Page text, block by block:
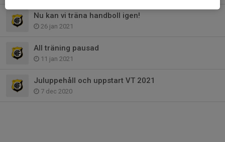
Nu kan vi träna handboll igen!
26 jan 2021
All träning pausad
11 jan 2021
Juluppehåll och uppstart VT 2021
7 dec 2020